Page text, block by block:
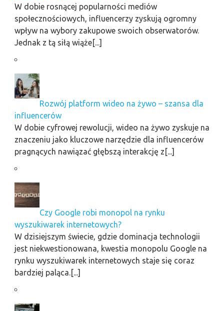
W dobie rosnącej popularności mediów
społecznościowych, influencerzy zyskują ogromny
wpływ na wybory zakupowe swoich obserwatorów.
Jednak z tą siłą wiąże[...]
Rozwój platform wideo na żywo – szansa dla
influencerów
W dobie cyfrowej rewolucji, wideo na żywo zyskuje na
znaczeniu jako kluczowe narzędzie dla influencerów
pragnących nawiązać głębszą interakcję z[...]
Czy Google robi monopol na rynku
wyszukiwarek internetowych?
W dzisiejszym świecie, gdzie dominacja technologii
jest niekwestionowana, kwestia monopolu Google na
rynku wyszukiwarek internetowych staje się coraz
bardziej paląca.[...]